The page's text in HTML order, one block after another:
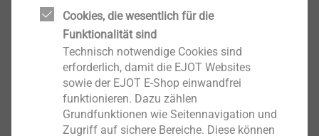
ISO 9001_2015_Business Unit Bauschraube_Werk In der Aue.pdf_DE
ISO 9001_2015_Business Unit Business Insert Molding / Headlamp Adjuster_Werk Berghausen.pdf_DE
Zertifizierung unseres
Qualitätsmanagementsystems IATF
16949_2016
Cookies, die wesentlich für die
Funktionalität sind
Technisch notwendige Cookies sind
erforderlich, damit die EJOT Websites
sowie der EJOT E-Shop einwandfrei
funktionieren. Dazu zählen
Grundfunktionen wie Seitennavigation und
Zugriff auf sichere Bereiche. Diese können